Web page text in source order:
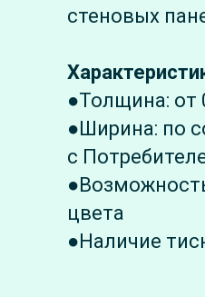
стеновых
●Толщина: от
●Ширина: по
с
цвета
●Наличие